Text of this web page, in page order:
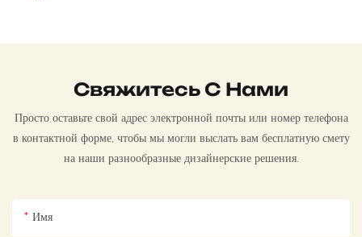
Свяжитесь С Нами
Просто оставьте свой адрес электронной почты или номер телефона
в контактной форме, чтобы мы могли выслать вам бесплатную смету
на наши разнообразные дизайнерские решения.
Имя